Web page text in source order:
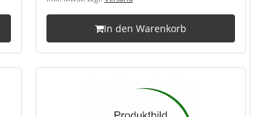
In den Warenkorb